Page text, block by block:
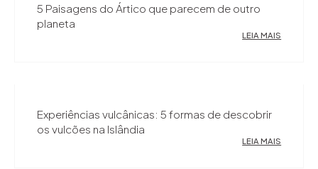
5 Paisagens do Ártico que parecem de outro
planeta
LEIA MAIS
Experiências vulcânicas: 5 formas de descobrir
os vulcões na Islândia
LEIA MAIS